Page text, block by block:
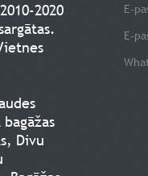
2020
, Divu
E-
E-